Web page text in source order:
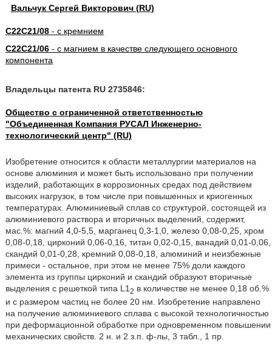
Вальчук Сергей Викторович (RU)
C22C21/08- с кремнием
C22C21/06- с магнием в качестве следующего основного
компонента
Владельцы патента RU 2735846:
Общество с ограниченной ответственностью
"Объединенная Компания РУСАЛ Инженерно-
технологический центр" (RU)
Изобретение относится к области металлургии материалов на
основе алюминия и может быть использовано при получении
изделий, работающих в коррозионных средах под действием
высоких нагрузок, в том числе при повышенных и криогенных
температурах. Алюминиевый сплав со структурой, состоящей из
алюминиевого раствора и вторичных выделений, содержит,
мас.%: магний 4,0-5,5, марганец 0,3-1,0, железо 0,08-0,25, хром
0,08-0,18, цирконий 0,06-0,16, титан 0,02-0,15, ванадий 0,01-0,06,
скандий 0,01-0,28, кремний 0,08-0,18, алюминий и неизбежные
примеси - остальное, при этом не менее 75% доли каждого
элемента из группы цирконий и скандий образуют вторичные
выделения с решеткой типа L1 2 в количестве не менее 0,18 об.%
и с размером частиц не более 20 нм. Изобретение направлено
на получение алюминиевого сплава с высокой технологичностью
при деформационной обработке при одновременном повышении
механических свойств. 2 н. и 2 з.п. ф-лы, 3 табл., 1 пр.